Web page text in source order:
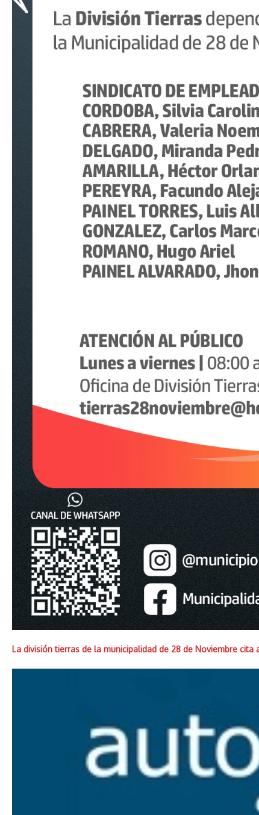
La división tierras de la municipalidad de 28 de Noviembre cita